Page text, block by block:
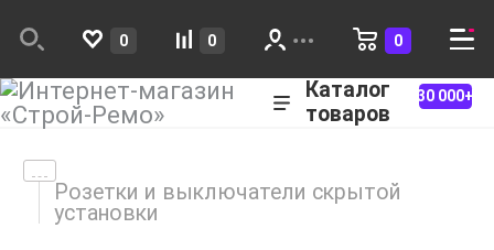
0 0 0
Каталог
товаров
30 000+
Розетки и выключатели скрытой
установки